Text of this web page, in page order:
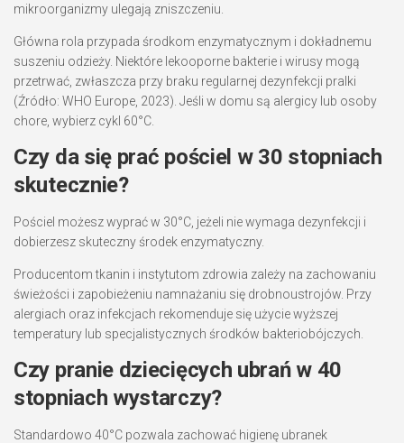
mikroorganizmy ulegają zniszczeniu.
Główna rola przypada środkom enzymatycznym i dokładnemu
suszeniu odzieży. Niektóre lekooporne bakterie i wirusy mogą
przetrwać, zwłaszcza przy braku regularnej dezynfekcji pralki
(Źródło: WHO Europe, 2023). Jeśli w domu są alergicy lub osoby
chore, wybierz cykl 60°C.
Czy da się prać pościel w 30 stopniach
skutecznie?
Pościel możesz wyprać w 30°C, jeżeli nie wymaga dezynfekcji i
dobierzesz skuteczny środek enzymatyczny.
Producentom tkanin i instytutom zdrowia zależy na zachowaniu
świeżości i zapobieżeniu namnażaniu się drobnoustrojów. Przy
alergiach oraz infekcjach rekomenduje się użycie wyższej
temperatury lub specjalistycznych środków bakteriobójczych.
Czy pranie dziecięcych ubrań w 40
stopniach wystarczy?
Standardowo 40°C pozwala zachować higienę ubranek